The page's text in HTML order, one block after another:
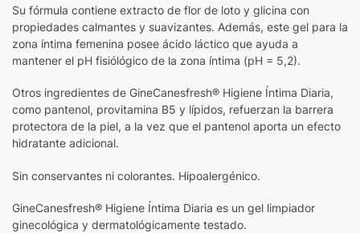
Su fórmula contiene extracto de flor de loto y glicina con
propiedades calmantes y suavizantes. Además, este gel para la
zona íntima femenina posee ácido láctico que ayuda a
mantener el pH fisiólógico de la zona íntima (pH = 5,2).
Otros ingredientes de GineCanesfresh® Higiene Íntima Diaria,
como pantenol, provitamina B5 y lípidos, refuerzan la barrera
protectora de la piel, a la vez que el pantenol aporta un efecto
hidratante adicional.
Sin conservantes ni colorantes. Hipoalergénico.
GineCanesfresh® Higiene Íntima Diaria es un gel limpiador
ginecológica y dermatológicamente testado.